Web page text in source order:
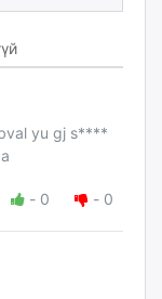
yu gj s****
- 0 - 0